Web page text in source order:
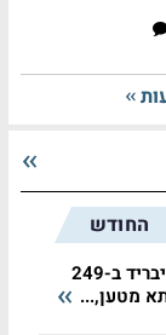
החודש
יונדאי טוסון LONG הייבריד ב-249